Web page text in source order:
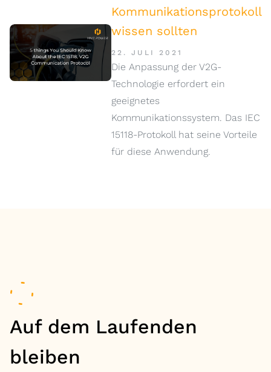
Kommunikationsprotokoll
wissen sollten
22. JULI 2021
Die Anpassung der V2G-
Technologie erfordert ein
geeignetes
Kommunikationssystem. Das IEC
15118-Protokoll hat seine Vorteile
für diese Anwendung.
Auf dem Laufenden
bleiben